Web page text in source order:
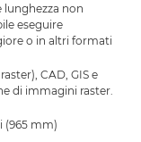
lunghezza non
eseguire
o in altri formati
CAD, GIS e
di immagini raster.
(965 mm)